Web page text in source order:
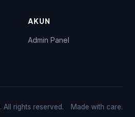
AKUN
Admin Panel
. All rights reserved. Made with care.